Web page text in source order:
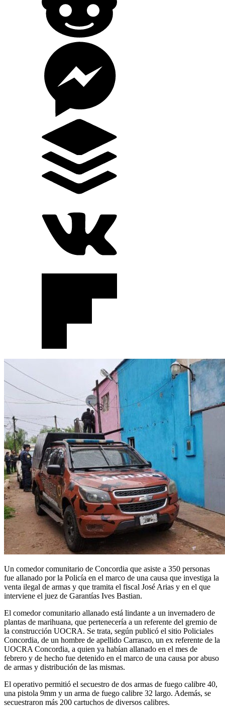
Un comedor comunitario de Concordia que asiste a 350 personas
fue allanado por la Policía en el marco de una causa que investiga la
venta ilegal de armas y que tramita el fiscal José Arias y en el que
interviene el juez de Garantías Ives Bastian.
El comedor comunitario allanado está lindante a un invernadero de
plantas de marihuana, que pertenecería a un referente del gremio de
la construcción UOCRA. Se trata, según publicó el sitio Policiales
Concordia, de un hombre de apellido Carrasco, un ex referente de la
UOCRA Concordia, a quien ya habían allanado en el mes de
febrero y de hecho fue detenido en el marco de una causa por abuso
de armas y distribución de las mismas.
El operativo permitió el secuestro de dos armas de fuego calibre 40,
una pistola 9mm y un arma de fuego calibre 32 largo. Además, se
secuestraron más 200 cartuchos de diversos calibres.